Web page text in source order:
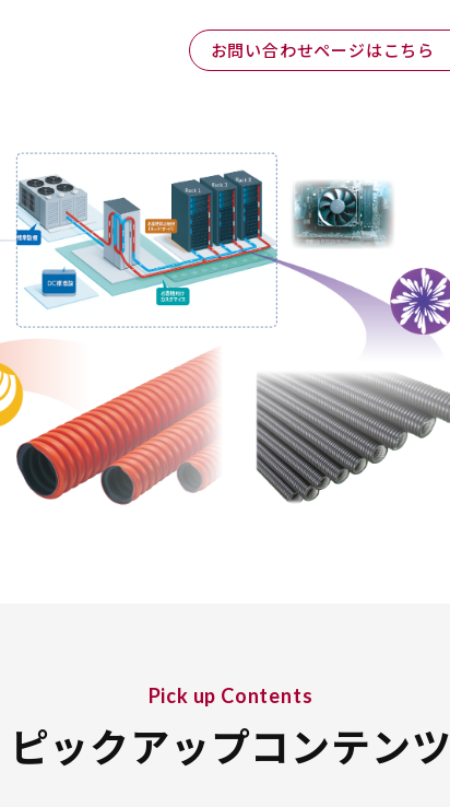
お問い合わせページはこちら
Pick up Contents
ピックアップコンテンツ